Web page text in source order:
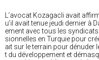
L’avocat Kozagacli avait
u’il avait tenue jeudi dernier à
ement avec tous les
sionnelles en Turquie pour
ait sur le terrain pour dénuder
t du développement et